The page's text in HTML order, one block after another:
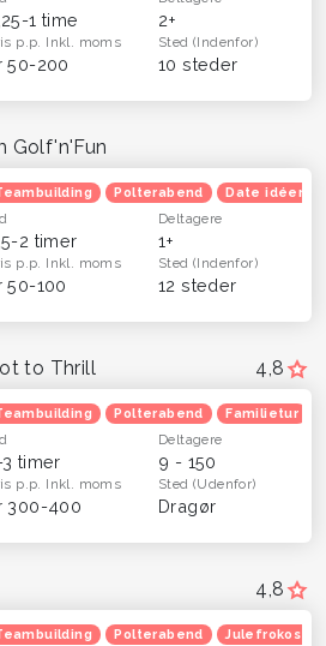
1 time 2+
p.p. Inkl. moms
50-200
Sted(Indenfor)
10 steder
Golf'n'Fun
Polterabend Date idéer
2 timer
Deltagere
1+
p.p. Inkl. moms
50-100
Sted(Indenfor)
12 steder
4,8
to Thrill
Polterabend Familietur
3 timer
Deltagere
9 - 150
p.p. Inkl. moms
300-400
Sted(Udenfor)
Dragør
4,8
Polterabend Julefrokost